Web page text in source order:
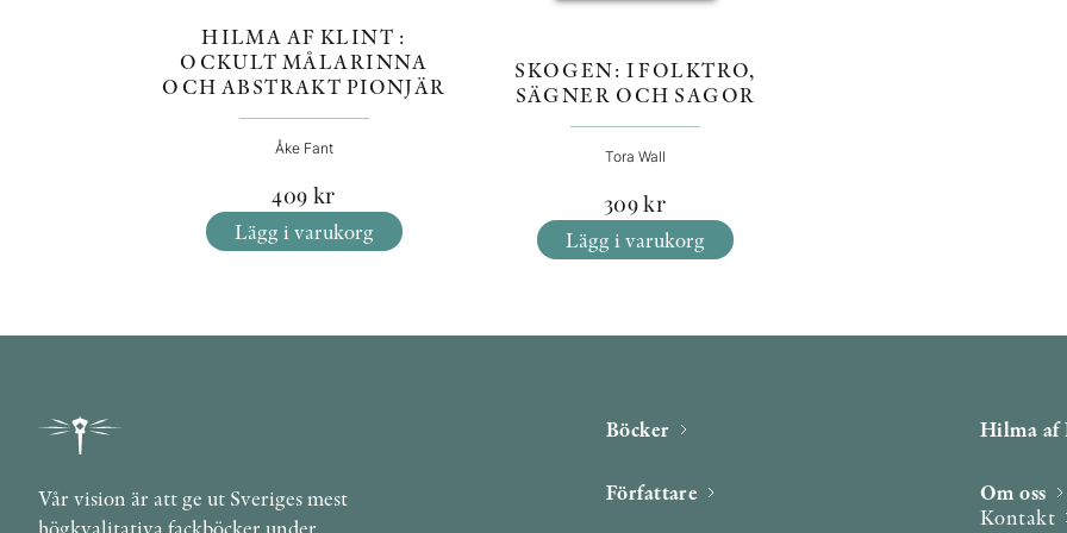
HILMA AF KLINT :
OCKULT MÅLARINNA
OCH ABSTRAKT PIONJÄR
Åke Fant
409 kr
Lägg i varukorg
SKOGEN: I FOLKTRO,
SÄGNER OCH SAGOR
Tora Wall
309kr
Lägg i varukorg
Vår vision är att ge ut Sveriges mest
Böcker
Författare
Hilma
Om oss
Kontakt